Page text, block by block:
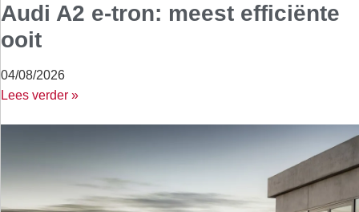
Audi A2 e-tron: meest efficiënte
ooit
04/08/2026
Lees verder »